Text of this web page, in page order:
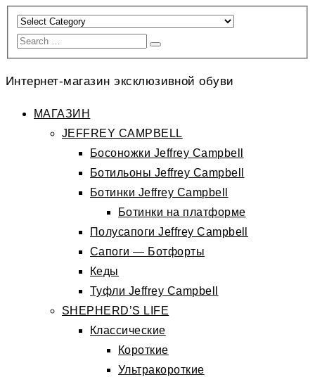
Интернет-магазин эксклюзивной обуви
МАГАЗИН
JEFFREY CAMPBELL
Босоножки Jeffrey Campbell
Ботильоны Jeffrey Campbell
Ботинки Jeffrey Campbell
Ботинки на платформе
Полусапоги Jeffrey Campbell
Сапоги — Ботфорты
Кеды
Туфли Jeffrey Campbell
SHEPHERD’S LIFE
Классические
Короткие
Ультракороткие